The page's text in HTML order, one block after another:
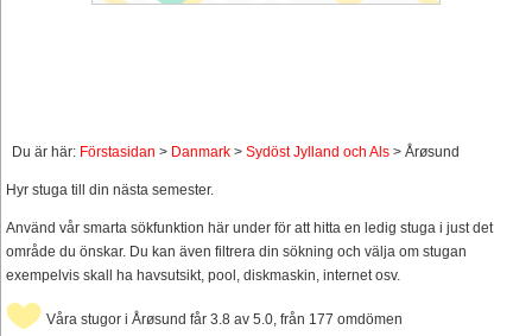
Du är här: Förstasidan > Danmark > Sydöst Jylland och Als > Årøsund
Hyr stuga till din nästa semester.
Använd vår smarta sökfunktion här under för att hitta en ledig stuga i just det
område du önskar. Du kan även filtrera din sökning och välja om stugan
exempelvis skall ha havsutsikt, pool, diskmaskin, internet osv.
Våra stugor i Årøsund får 3.8 av 5.0, från 177 omdömen